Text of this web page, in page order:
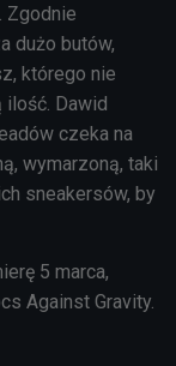
Zgodnie
dużo butów,
którego nie
ilość. Dawid
czeka na
wymarzoną, taki
sneakersów, by
5 marca,
Against Gravity.